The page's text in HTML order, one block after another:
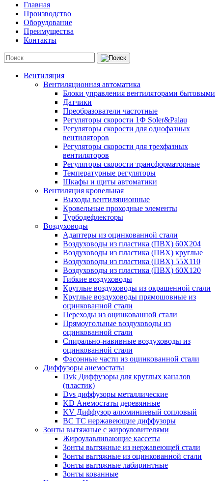
Главная
Производство
Оборудование
Преимущества
Контакты
Вентиляция
Вентиляционная автоматика
Блоки управления вентиляторами бытовыми
Датчики
Преобразователи частотные
Регуляторы скорости 1Ф Soler&Palau
Регуляторы скорости для однофазных
вентиляторов
Регуляторы скорости для трехфазных
вентиляторов
Регуляторы скорости трансформаторные
Температурные регуляторы
Шкафы и щиты автоматики
Вентиляция кровельная
Выходы вентиляционные
Кровельные проходные элементы
Турбодефлекторы
Воздуховоды
Адаптеры из оцинкованной стали
Воздуховоды из пластика (ПВХ) 60Х204
Воздуховоды из пластика (ПВХ) круглые
Воздуховоды из пластика (ПВХ) 55Х110
Воздуховоды из пластика (ПВХ) 60Х120
Гибкие воздуховоды
Круглые воздуховоды из окрашенной стали
Круглые воздуховоды прямошовные из
оцинкованной стали
Переходы из оцинкованной стали
Прямоугольные воздуховоды из
оцинкованной стали
Спирально-навивные воздуховоды из
оцинкованной стали
Фасонные части из оцинкованной стали
Диффузоры анемостаты
Dvk Диффузоры для круглых каналов
(пластик)
Dvs диффузоры металлические
KD Анемостаты деревянные
KV Диффузор алюминиевый сопловый
ВС ТС нержавеющие диффузоры
Зонты вытяжные с жироуловителями
Жироулавливающие кассеты
Зонты вытяжные из нержавеющей стали
Зонты вытяжные из оцинкованной стали
Зонты вытяжные лабиринтные
Зонты кованные